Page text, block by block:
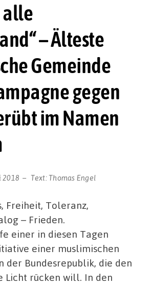
alle
– Älteste
Gemeinde
gegen
im Namen
2018 Text:Thomas Engel
Freiheit, Toleranz,
– Frieden.
einer in diesen Tagen
einer muslimischen
der Bundesrepublik, die den
Licht rücken will. In den